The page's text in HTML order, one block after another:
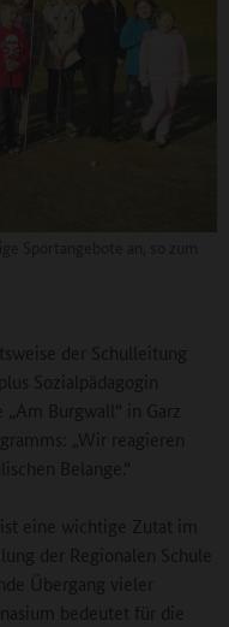
der Schulleitung
Sozialpädagogin
Burgwall“ in Garz
„Wir reagieren
Belange.“
eine wichtige Zutat im
der Regionalen Schule
Übergang vieler
bedeutet für die